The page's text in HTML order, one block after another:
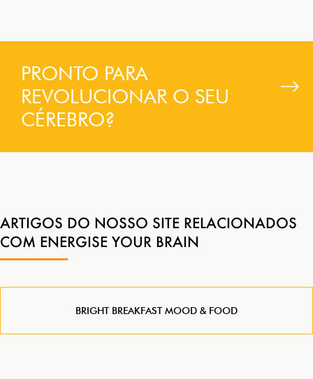
PRONTO PARA
REVOLUCIONAR O SEU
CÉREBRO?
ARTIGOS DO NOSSO SITE RELACIONADOS
COM ENERGISE YOUR BRAIN
BRIGHT BREAKFAST MOOD & FOOD